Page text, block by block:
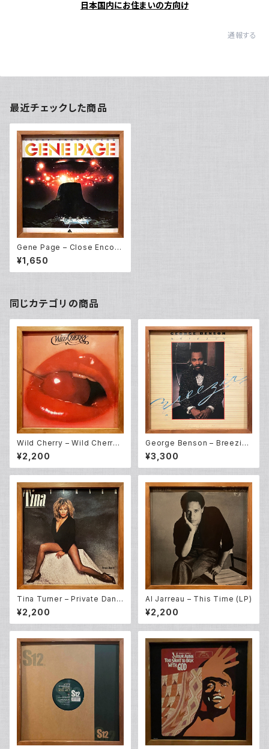
日本国内にお住まいの方向け
通報する
最近チェックした商品
Gene Page – Close Encou
nters (LP)
¥1,650
同じカテゴリの商品
Wild Cherry – Wild Cherry
(LP)
¥2,200
George Benson – Breezin'
(LP)
¥3,300
Tina Turner – Private Danc
er (LP)
¥2,200
Al Jarreau – This Time (LP)
¥2,200